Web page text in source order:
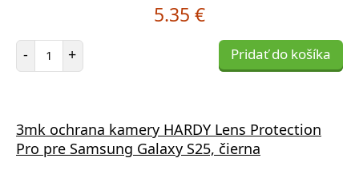
5.35 €
- Počet položiek
+ Pridať do košíka
3mk ochrana kamery HARDY Lens Protection
Pro pre Samsung Galaxy S25, čierna